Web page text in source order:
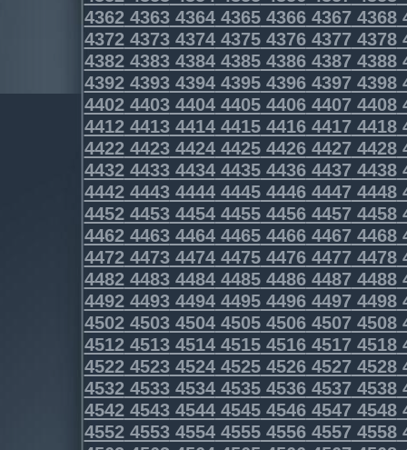
4362436343644365436643674368
4372437343744375437643774378
4382438343844385438643874388
4392439343944395439643974398
4402440344044405440644074408
4412441344144415441644174418
4422442344244425442644274428
4432443344344435443644374438
4442444344444445444644474448
4452445344544455445644574458
4462446344644465446644674468
4472447344744475447644774478
4482448344844485448644874488
4492449344944495449644974498
4502450345044505450645074508
4512451345144515451645174518
4522452345244525452645274528
4532453345344535453645374538
4542454345444545454645474548
4552455345544555455645574558